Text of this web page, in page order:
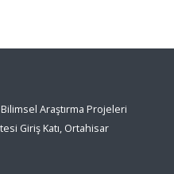
Araştırma Projeleri
Giriş Katı, Ortahisar